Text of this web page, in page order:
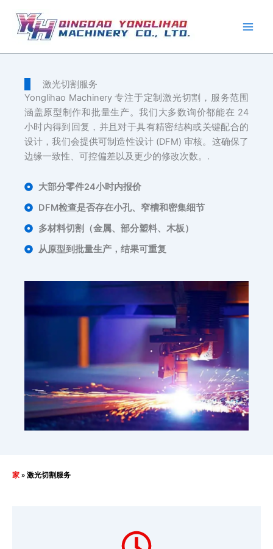
容
激光切割服务
Yonglihao Machinery 专注于定制激光切割，服务范围
涵盖原型制作和批量生产。我们大多数询价都能在 24
小时内得到回复，并且对于具有精密结构或关键配合的
设计，我们会提供可制造性设计 (DFM) 审核。这确保了
边缘一致性、可控偏差以及更少的修改次数。.
大部分零件24小时内报价
DFM检查是否存在小孔、窄槽和密集细节
多材料切割（金属、部分塑料、木板）
从原型到批量生产，结果可重复
家»激光切割服务